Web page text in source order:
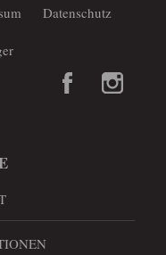
Datenschutz